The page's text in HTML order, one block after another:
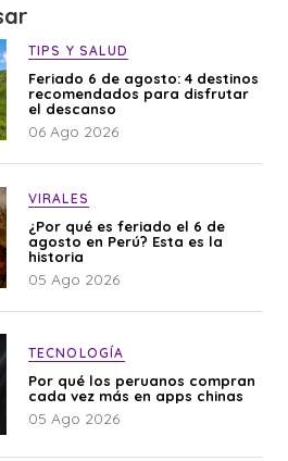
TIPS Y SALUD
Feriado 6 de agosto: 4 destinos
recomendados para disfrutar
el descanso
06 Ago 2026
VIRALES
¿Por qué es feriado el 6 de
agosto en Perú? Esta es la
historia
05 Ago 2026
TECNOLOGÍA
Por qué los peruanos compran
cada vez más en apps chinas
05 Ago 2026